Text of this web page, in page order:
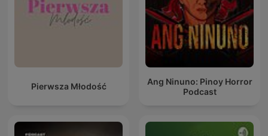
Pierwsza Młodość
Ang Ninuno: Pinoy Horror
Podcast